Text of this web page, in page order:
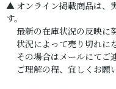
▲ オンライン掲載商品は、
す。
最新の在庫状況の反映に
状況によって売り切れに
その場合はメールにてご
ご理解の程、宜しくお願